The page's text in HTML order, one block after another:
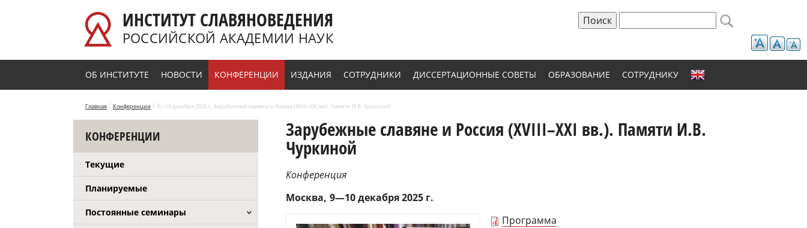
ИНСТИТУТ СЛАВЯНОВЕДЕНИЯ
РОССИЙСКОЙ АКАДЕМИИ НАУК Форма поиска
ОБ ИНСТИТУТЕ НОВОСТИ КОНФЕРЕНЦИИ ИЗДАНИЯ СОТРУДНИКИ ДИССЕРТАЦИОННЫЕ СОВЕТЫ ОБРАЗОВАНИЕ СОТРУДНИКУ
Главная / Конференции / 9—10 декабря 2025 г. Зарубежные славяне и Россия (XVIII–XXI вв.). Памяти И.В. Чуркиной
КОНФЕРЕНЦИИ
Текущие
Планируемые
Постоянные семинары
Зарубежные славяне и Россия (XVIII–XXI вв.). Памяти И.В.
Чуркиной
Конференция
Москва 9—10 декабря 2025 г.
Программа